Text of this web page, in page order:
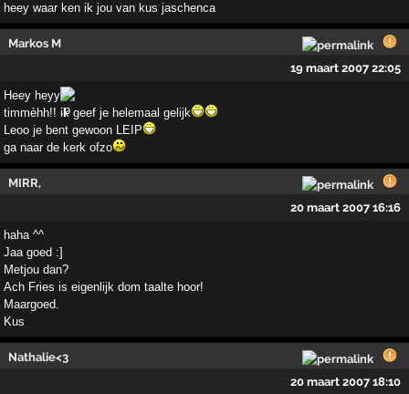
heey waar ken ik jou van kus jaschenca
Markos M
19 maart 2007 22:05
Heey heyy
timmèhh!! ik geef je helemaal gelijk
Leoo je bent gewoon LEIP
ga naar de kerk ofzo
MIRR,
20 maart 2007 16:16
haha ^^
Jaa goed :]
Metjou dan?
Ach Fries is eigenlijk dom taalte hoor!
Maargoed.
Kus
Nathalie<3
20 maart 2007 18:10